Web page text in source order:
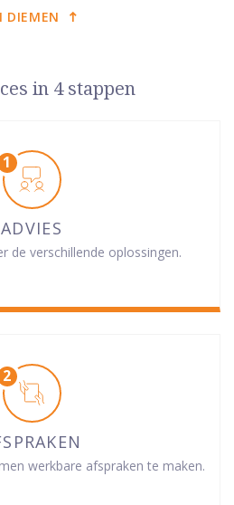
DIEMEN
in 4 stappen
ADVIES
de verschillende oplossingen.
werkbare afspraken te maken.